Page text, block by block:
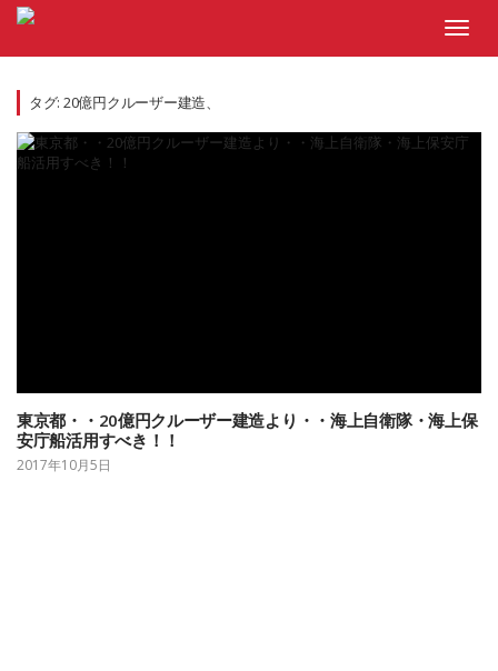
Skip
タグ: 20億円クルーザー建造、
東京都・・20億円クルーザー建造より・・海上自衛隊・海上保
安庁船活用すべき！！
2017年10月5日